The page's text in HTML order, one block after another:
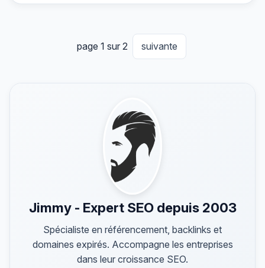
page 1 sur 2 suivante
Jimmy - Expert SEO depuis 2003
Spécialiste en référencement, backlinks et
domaines expirés. Accompagne les entreprises
dans leur croissance SEO.